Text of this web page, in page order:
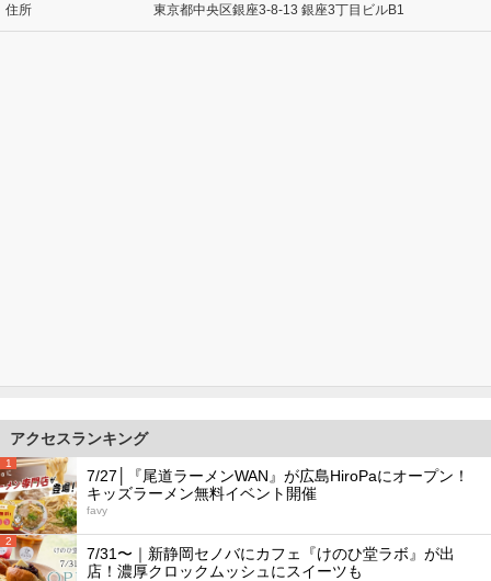
住所 東京都中央区銀座3-8-13 銀座3丁目ビルB1
アクセスランキング
1
7/27│『尾道ラーメンWAN』が広島HiroPaにオープン！
キッズラーメン無料イベント開催
favy
2
7/31〜｜新静岡セノバにカフェ『けのひ堂ラボ』が出
店！濃厚クロックムッシュにスイーツも